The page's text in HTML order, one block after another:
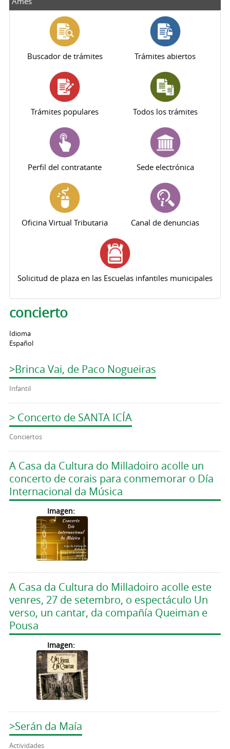
Buscador de trámites Trámites abiertos
Trámites populares Todos los trámites
Perfil del contratante Sede electrónica
Oficina Virtual Tributaria Canal de denuncias
Solicitud de plaza en las Escuelas infantiles municipales
concierto
Idioma
Español
>Brinca Vai, de Paco Nogueiras
Infantil
> Concerto de SANTA ICÍA
Conciertos
A Casa da Cultura do Milladoiro acolle un
concerto de corais para conmemorar o Día
Internacional da Música
Imagen:
A Casa da Cultura do Milladoiro acolle este
venres, 27 de setembro, o espectáculo Un
verso, un cantar, da compañía Queiman e
Pousa
Imagen:
>Serán da Maía
Actividades